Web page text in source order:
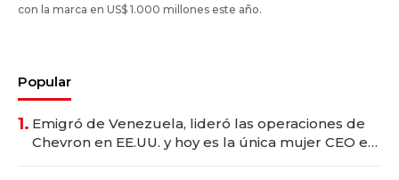
con la marca en US$ 1.000 millones este año.
Popular
1. Emigró de Venezuela, lideró las operaciones de
Chevron en EE.UU. y hoy es la única mujer CEO en